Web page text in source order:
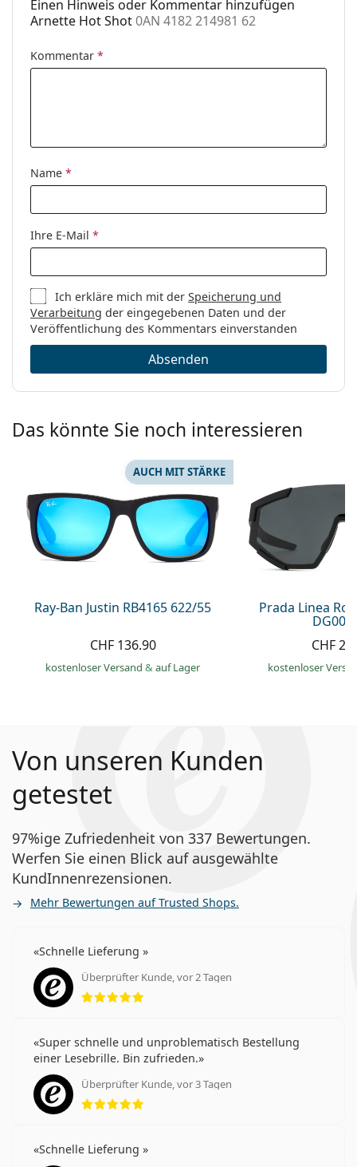
Einen Hinweis oder Kommentar hinzufügen
Arnette Hot Shot0AN 4182 214981 62
Kommentar *
Name *
Ihre E-Mail *
Ich erkläre mich mit derSpeicherung und
Verarbeitung der eingegebenen Daten und der
Veröffentlichung des Kommentars einverstanden
Absenden
Das könnte Sie noch interessieren
Ray-Ban Justin RB4165 622/55
AUCH MIT STÄRKE
CHF 136.90
kostenloser Versand& auf Lager
Prada Linea
CHF
kostenloser
Von unseren Kunden
getestet
97%ige Zufriedenheit von 337 Bewertungen.
Werfen Sie einen Blick auf ausgewählte
KundInnenrezensionen.
Mehr Bewertungen auf Trusted Shops.
Schnelle Lieferung
Überprüfter Kunde, vor 2 Tagen
Bewertung 5 aus 5
Super schnelle und unproblematisch Bestellung
einer Lesebrille. Bin zufrieden.
Überprüfter Kunde, vor 3 Tagen
Bewertung 5 aus 5
Schnelle Lieferung